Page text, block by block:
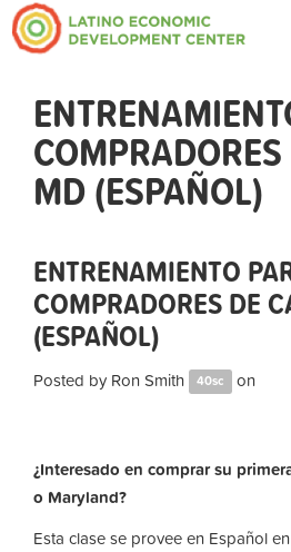
MD (ESPAÑOL)
ENTRENAMIENTO
COMPRADORES DE
(ESPAÑOL)
Posted by Ron Smith 40sc on
¿Interesado en comprar su
o Maryland?
Esta clase se provee en Español